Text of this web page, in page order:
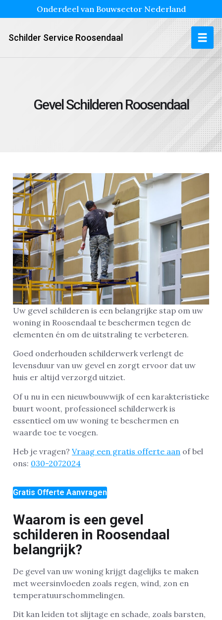
Onderdeel van Bouwsector Nederland
Schilder Service Roosendaal
Gevel Schilderen Roosendaal
Uw gevel schilderen is een belangrijke stap om uw
woning in Roosendaal te beschermen tegen de
elementen én om de uitstraling te verbeteren.
Goed onderhouden schilderwerk verlengt de
levensduur van uw gevel en zorgt ervoor dat uw
huis er altijd verzorgd uitziet.
Of u nu in een nieuwbouwwijk of een karakteristieke
buurt woont, professioneel schilderwerk is
essentieel om uw woning te beschermen en
waarde toe te voegen.
Heb je vragen? Vraag een gratis offerte aan of bel
ons: 030-2072024
Gratis Offerte Aanvragen
Waarom is een gevel
schilderen in Roosendaal
belangrijk?
De gevel van uw woning krijgt dagelijks te maken
met weersinvloeden zoals regen, wind, zon en
temperatuurschommelingen.
Dit kan leiden tot slijtage en schade, zoals barsten,